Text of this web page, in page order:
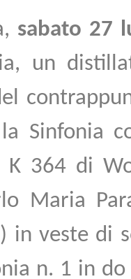
sabato 27
un
Sinfonia
364 di
Maria
in veste di
n. 1 in